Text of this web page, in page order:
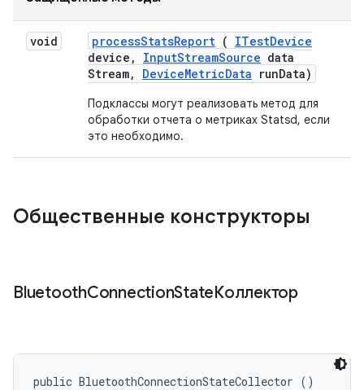
void processStatsReport ( ITestDevice
device , InputStreamSource data
Stream, DeviceMetricData runData)
Подклассы могут реализовать метод для
обработки отчета о метриках Statsd, если
это необходимо.
Общественные конструкторы
BluetoothConnectionStateКоллектор
public BluetoothConnectionStateCollector ()